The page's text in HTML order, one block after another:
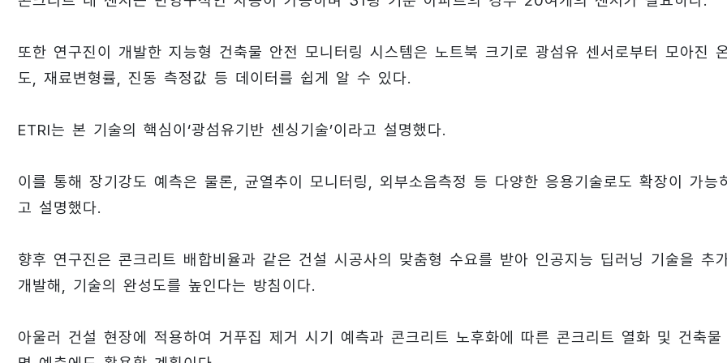
또한 연구진이 개발한 지능형 건축물 안전 모니터링 시스템은 노트북 크기로 광섬유 센서로부터 모아진
도, 재료변형률, 진동 측정값 등 데이터를 쉽게 알 수 있다.
ETRI는 본 기술의 핵심이‘광섬유기반 센싱기술’이라고 설명했다.
이를 통해 장기강도 예측은 물론, 균열추이 모니터링, 외부소음측정 등 다양한 응용기술로도 확장이 가능
고 설명했다.
향후 연구진은 콘크리트 배합비율과 같은 건설 시공사의 맞춤형 수요를 받아 인공지능 딥러닝 기술을 추
개발해, 기술의 완성도를 높인다는 방침이다.
아울러 건설 현장에 적용하여 거푸집 제거 시기 예측과 콘크리트 노후화에 따른 콘크리트 열화 및 건축물